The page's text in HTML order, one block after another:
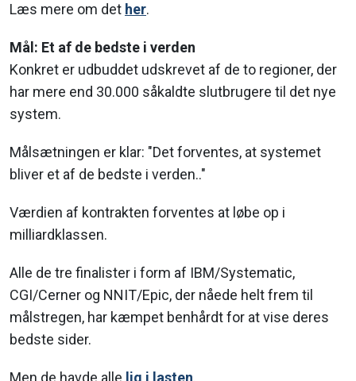
Læs mere om det her.
Mål: Et af de bedste i verden
Konkret er udbuddet udskrevet af de to regioner, der
har mere end 30.000 såkaldte slutbrugere til det nye
system.
Målsætningen er klar: "Det forventes, at systemet
bliver et af de bedste i verden.."
Værdien af kontrakten forventes at løbe op i
milliardklassen.
Alle de tre finalister i form af IBM/Systematic,
CGI/Cerner og NNIT/Epic, der nåede helt frem til
målstregen, har kæmpet benhårdt for at vise deres
bedste sider.
Men de havde alle lig i lasten.